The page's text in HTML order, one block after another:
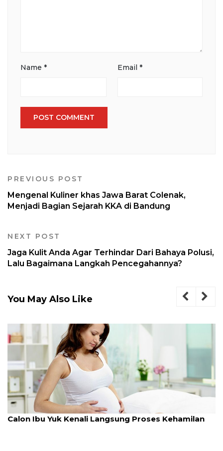
Name * Email *
PREVIOUS POST
Mengenal Kuliner khas Jawa Barat Colenak,
Menjadi Bagian Sejarah KKA di Bandung
NEXT POST
Jaga Kulit Anda Agar Terhindar Dari Bahaya Polusi,
Lalu Bagaimana Langkah Pencegahannya?
You May Also Like
Calon Ibu Yuk Kenali Langsung Proses Kehamilan